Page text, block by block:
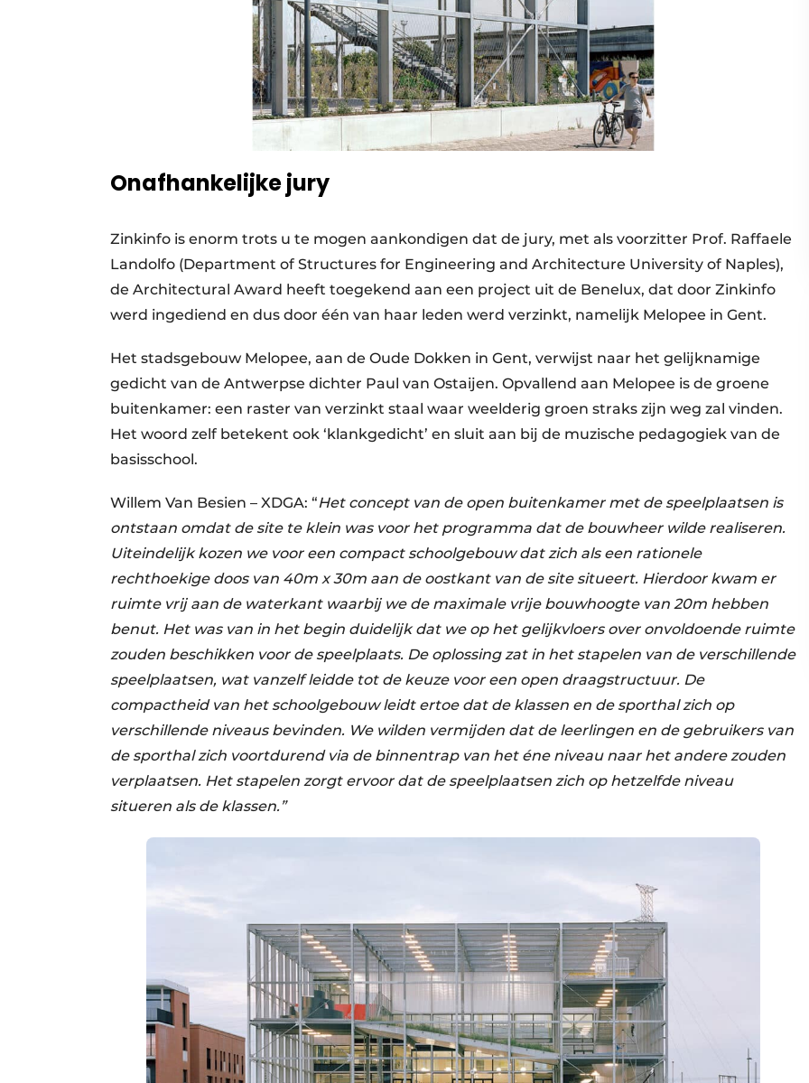
Onafhankelijke jury
Zinkinfo is enorm trots u te mogen aankondigen dat de jury, met als voorzitter Prof. Raffaele
Landolfo (Department of Structures for Engineering and Architecture University of Naples),
de Architectural Award heeft toegekend aan een project uit de Benelux, dat door Zinkinfo
werd ingediend en dus door één van haar leden werd verzinkt, namelijk Melopee in Gent.
Het stadsgebouw Melopee, aan de Oude Dokken in Gent, verwijst naar het gelijknamige
gedicht van de Antwerpse dichter Paul van Ostaijen. Opvallend aan Melopee is de groene
buitenkamer: een raster van verzinkt staal waar weelderig groen straks zijn weg zal vinden.
Het woord zelf betekent ook ‘klankgedicht’ en sluit aan bij de muzische pedagogiek van de
basisschool.
Willem Van Besien – XDGA: “Het concept van de open buitenkamer met de speelplaatsen is
ontstaan omdat de site te klein was voor het programma dat de bouwheer wilde realiseren.
Uiteindelijk kozen we voor een compact schoolgebouw dat zich als een rationele
rechthoekige doos van 40m x 30m aan de oostkant van de site situeert. Hierdoor kwam er
ruimte vrij aan de waterkant waarbij we de maximale vrije bouwhoogte van 20m hebben
benut. Het was van in het begin duidelijk dat we op het gelijkvloers over onvoldoende ruimte
zouden beschikken voor de speelplaats. De oplossing zat in het stapelen van de verschillende
speelplaatsen, wat vanzelf leidde tot de keuze voor een open draagstructuur. De
compactheid van het schoolgebouw leidt ertoe dat de klassen en de sporthal zich op
verschillende niveaus bevinden. We wilden vermijden dat de leerlingen en de gebruikers van
de sporthal zich voortdurend via de binnentrap van het éne niveau naar het andere zouden
verplaatsen. Het stapelen zorgt ervoor dat de speelplaatsen zich op hetzelfde niveau
situeren als de klassen.”